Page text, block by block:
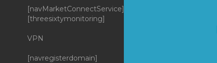
[navMarketConnectService]
[threesixtymonitoring]
VPN
[navregisterdomain]